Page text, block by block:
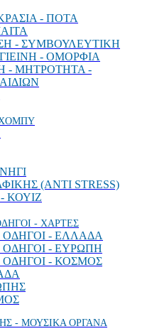
- ΠΟΤΑ
- ΣΥΜΒΟΥΛΕΥΤΙΚΗ
- ΟΜΟΡΦΙΑ
- ΜΗΤΡΟΤΗΤΑ -
(ANTI STRESS)
ΚΟΥΙΖ
- ΧΑΡΤΕΣ
ΟΔΗΓΟΙ - ΕΛΛΑΔΑ
ΟΔΗΓΟΙ - ΕΥΡΩΠΗ
ΟΔΗΓΟΙ - ΚΟΣΜΟΣ
- ΜΟΥΣΙΚΑ ΟΡΓΑΝΑ